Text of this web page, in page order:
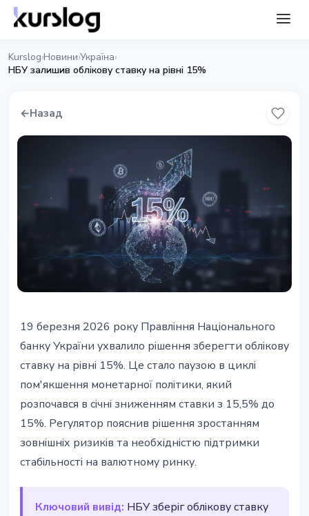
Kurslog›Новини›Україна›
НБУ залишив облікову ставку на рівні 15%
←Назад
НБУ залишив облікову ставку на
рівні 15% у березні 2026
21 березня 2026 р. 2 хв читання
Наталія Дорофєєва
19 березня 2026 року Правління Національного
банку України ухвалило рішення зберегти облікову
ставку на рівні 15%. Це стало паузою в циклі
пом'якшення монетарної політики, який
розпочався в січні зниженням ставки з 15,5% до
15%. Регулятор пояснив рішення зростанням
зовнішніх ризиків та необхідністю підтримки
стабільності на валютному ринку.
Ключовий вивід: НБУ зберіг облікову ставку